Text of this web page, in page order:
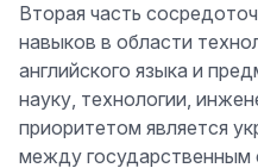
Вторая часть
навыков в области
английского языка и
науку, технологии,
приоритетом является
между государственным